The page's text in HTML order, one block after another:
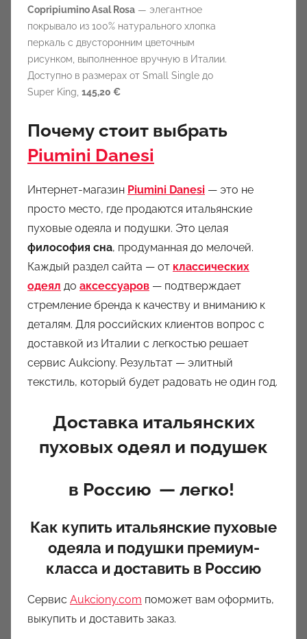
Copripiumino Asal Rosa — элегантное
покрывало из 100% натурального хлопка
перкаль с двусторонним цветочным
рисунком, выполненное вручную в Италии.
Доступно в размерах от Small Single до
Super King, 145,20 €
Почему стоит выбрать
Piumini Danesi
Интернет-магазин Piumini Danesi — это не
просто место, где продаются итальянские
пуховые одеяла и подушки. Это целая
философия сна, продуманная до мелочей.
Каждый раздел сайта — от классических
одеял до аксессуаров — подтверждает
стремление бренда к качеству и вниманию к
деталям. Для российских клиентов вопрос с
доставкой из Италии с легкостью решает
сервис Aukciony. Результат — элитный
текстиль, который будет радовать не один год.
Доставка итальянских
пуховых одеял и подушек
в Россию — легко!
Как купить итальянские пуховые
одеяла и подушки премиум-
класса и доставить в Россию
Сервис Aukciony.com поможет вам оформить,
выкупить и доставить заказ.